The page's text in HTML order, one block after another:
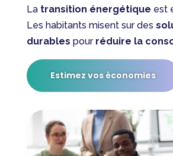
La transition énergétique est
Les habitants misent sur des
durables pour réduire la
Estimez vos économies